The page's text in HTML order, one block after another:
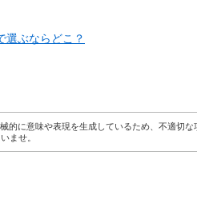
選ぶならどこ？
的に意味や表現を生成しているため、不適切な
ませ。